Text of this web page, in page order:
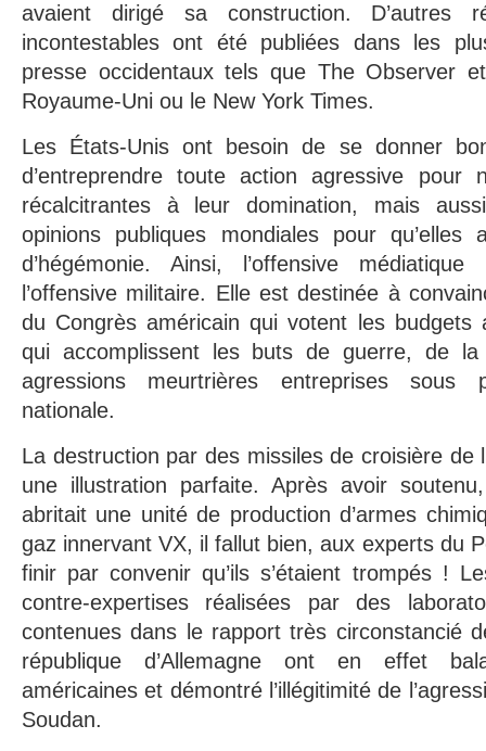
avaient dirigé sa construction. D’autres
incontestables ont été publiées dans les
presse occidentaux tels que The Observer
Royaume-Uni ou le New York Times.
Les États-Unis ont besoin de se donner
d’entreprendre toute action agressive pour
récalcitrantes à leur domination, mais
opinions publiques mondiales pour qu’elles
d’hégémonie. Ainsi, l’offensive
l’offensive militaire. Elle est destinée à
du Congrès américain qui votent les budgets
qui accomplissent les buts de guerre, de la
agressions meurtrières entreprises sous
nationale.
La destruction par des missiles de croisière de
une illustration parfaite. Après avoir
abritait une unité de production d’armes
gaz innervant VX, il fallut bien, aux experts du
finir par convenir qu’ils s’étaient trompés !
contre-expertises réalisées par des
contenues dans le rapport très circonstancié
république d’Allemagne ont en effet
américaines et démontré l’illégitimité de
Soudan.